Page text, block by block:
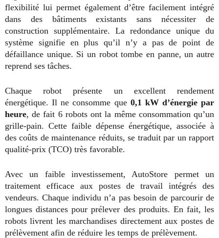
flexibilité lui permet également d’être facilement intégré
dans des bâtiments existants sans nécessiter de
construction supplémentaire. La redondance unique du
système signifie en plus qu’il n’y a pas de point de
défaillance unique. Si un robot tombe en panne, un autre
reprend ses tâches.
Chaque robot présente un excellent rendement
énergétique. Il ne consomme que 0,1 kW d’énergie par
heure, de fait 6 robots ont la même consommation qu’un
grille-pain. Cette faible dépense énergétique, associée à
des coûts de maintenance réduits, se traduit par un rapport
qualité-prix (TCO) très favorable.
Avec un faible investissement, AutoStore permet un
traitement efficace aux postes de travail intégrés des
vendeurs. Chaque individu n’a pas besoin de parcourir de
longues distances pour prélever des produits. En fait, les
robots livrent les marchandises directement aux postes de
prélèvement afin de réduire les temps de prélèvement.